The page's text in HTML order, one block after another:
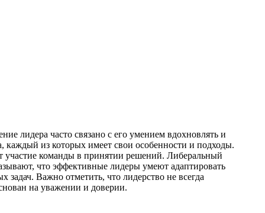
лидера часто связано с его умением вдохновлять и
каждый из которых имеет свои особенности и подходы.
участие команды в принятии решений. Либеральный
что эффективные лидеры умеют адаптировать
Важно отметить, что лидерство не всегда
на уважении и доверии.